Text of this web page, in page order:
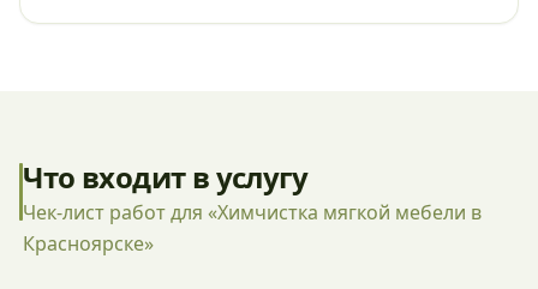
Что входит в услугу
Чек-лист работ для «Химчистка мягкой мебели в
Красноярске»